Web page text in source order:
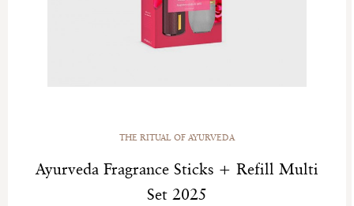
THE RITUAL OF AYURVEDA
Ayurveda Fragrance Sticks + Refill Multi
Set 2025